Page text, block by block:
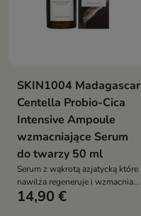
SKIN1004 Madagascar
Centella Probio-Cica
Intensive Ampoule
wzmacniające Serum
do twarzy 50 ml
Serum z wąkrotą azjatycką które
nawilża regeneruje i wzmacnia
skórę łagodzi podrażnienia
14,90 €